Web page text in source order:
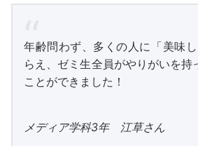
年齢問わず、多くの人に「美味
らえ、ゼミ生全員がやりがいを持
ことができました！
メディア学科3年 江草さん